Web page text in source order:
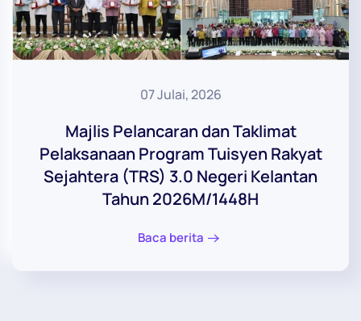
07 Julai, 2026
Majlis Pelancaran dan Taklimat
Pelaksanaan Program Tuisyen Rakyat
Sejahtera (TRS) 3.0 Negeri Kelantan
Tahun 2026M/1448H
Baca berita